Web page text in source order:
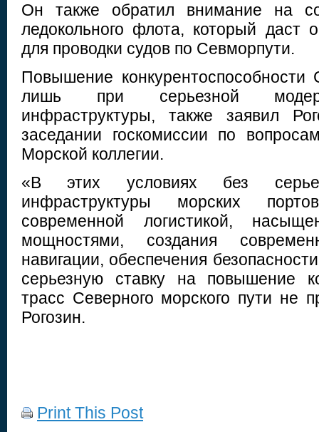
Он также обратил внимание на
ледокольного флота, который даст
для проводки судов по Севморпути.
Повышение конкурентоспособности
лишь при серьезной
инфраструктуры, также заявил
заседании госкомиссии по
Морской коллегии.
«В этих условиях без
инфраструктуры морских
современной логистикой,
мощностями, создания
навигации, обеспечения
серьезную ставку на повышение
трасс Северного морского пути не
Рогозин.
Print This Post